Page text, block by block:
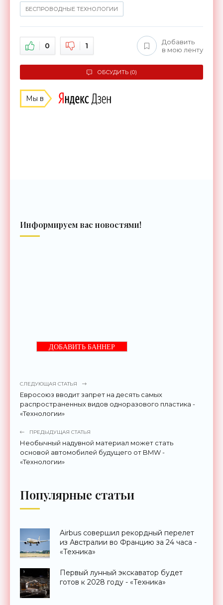
БЕСПРОВОДНЫЕ ТЕХНОЛОГИИ
0 1
Добавить
в мою ленту
ОБСУДИТЬ (0)
Мы в
Информируем вас новостями!
ДОБАВИТЬ БАННЕР
СЛЕДУЮЩАЯ СТАТЬЯ
Евросоюз вводит запрет на десять самых
распространенных видов одноразового пластика -
«Технологии»
ПРЕДЫДУЩАЯ СТАТЬЯ
Необычный надувной материал может стать
основой автомобилей будущего от BMW -
«Технологии»
Популярные статьи
Airbus совершил рекордный перелет
из Австралии во Францию за 24 часа -
«Техника»
Первый лунный экскаватор будет
готов к 2028 году - «Техника»